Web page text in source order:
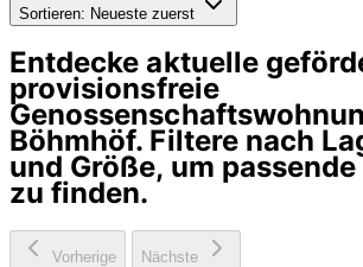
Sortieren: Neueste zuerst
Entdecke aktuelle
provisionsfreie
Böhmhöf. Filtere nach
und Größe, um
zu finden.
Vorherige Nächste